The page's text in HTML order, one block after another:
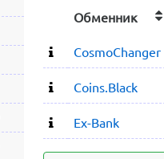
Обменник
CosmoChanger
Coins.Black
Ex-Bank